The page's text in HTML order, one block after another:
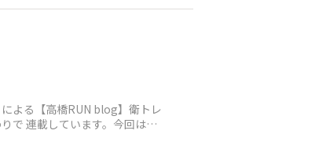
よる【高橋RUN blog】衛トレ
で 連載しています。今回はレ